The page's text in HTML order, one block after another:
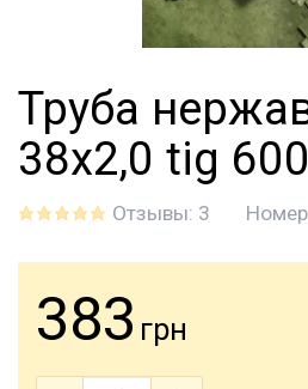
Труба
38х2,0 tig
Отзывы: 3
383 грн